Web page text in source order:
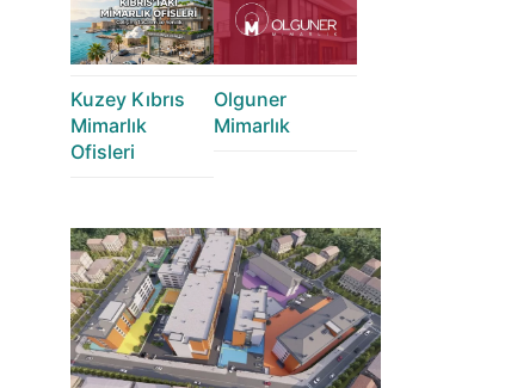
Kuzey Kıbrıs
Mimarlık
Ofisleri
Olguner
Mimarlık